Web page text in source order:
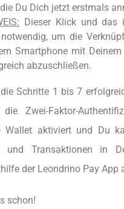
Du Dich jetzt erstmals
Dieser Klick und das
um die
Smartphone mit
abzuschließen.
Schritte 1 bis 7
Zwei-Faktor-
Wallet aktiviert und Du
und Transaktionen in
der Leondrino Pay App
schon!